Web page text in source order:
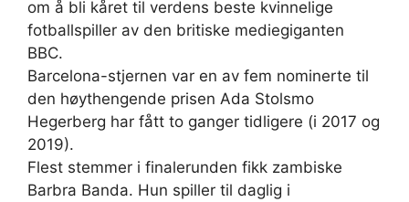
om å bli kåret til verdens beste kvinnelige
fotballspiller av den britiske mediegiganten
BBC.
Barcelona-stjernen var en av fem nominerte til
den høythengende prisen Ada Stolsmo
Hegerberg har fått to ganger tidligere (i 2017 og
2019).
Flest stemmer i finalerunden fikk zambiske
Barbra Banda. Hun spiller til daglig i